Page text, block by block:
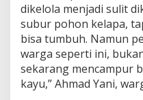
dikelola menjadi sulit
subur pohon kelapa,
bisa tumbuh. Namun
warga seperti ini,
sekarang mencampur
kayu,” Ahmad Yani,